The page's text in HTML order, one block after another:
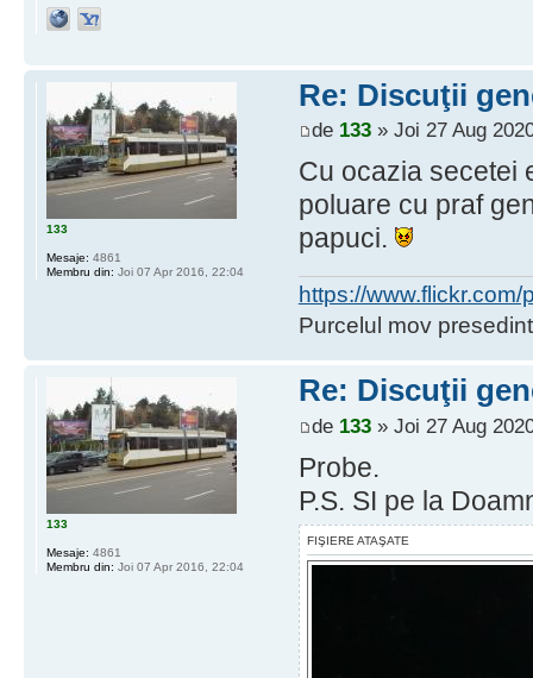
Re: Discuţii
de 133» Joi 27 Aug
Cu ocazia secetei
poluare cu praf
papuci.
https://
Purcelul mov
133
Mesaje: 4861
Membru din: Joi 07 Apr 2016, 22:04
Re: Discuţii
de 133» Joi 27 Aug
Probe.
P.S. SI pe la
FIŞIERE ATAŞATE
133
Mesaje: 4861
Membru din: Joi 07 Apr 2016, 22:04